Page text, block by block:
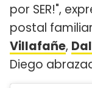
por SER!",
postal
Villafañe,
Diego